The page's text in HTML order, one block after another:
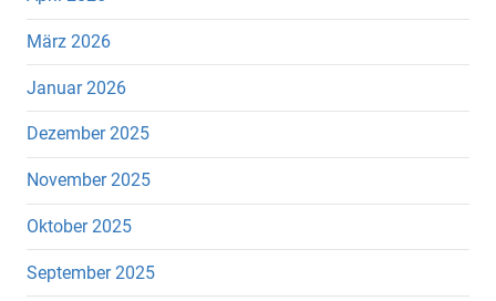
März 2026
Januar 2026
Dezember 2025
November 2025
Oktober 2025
September 2025